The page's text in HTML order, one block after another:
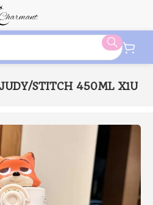
STITCH 450ML X1U